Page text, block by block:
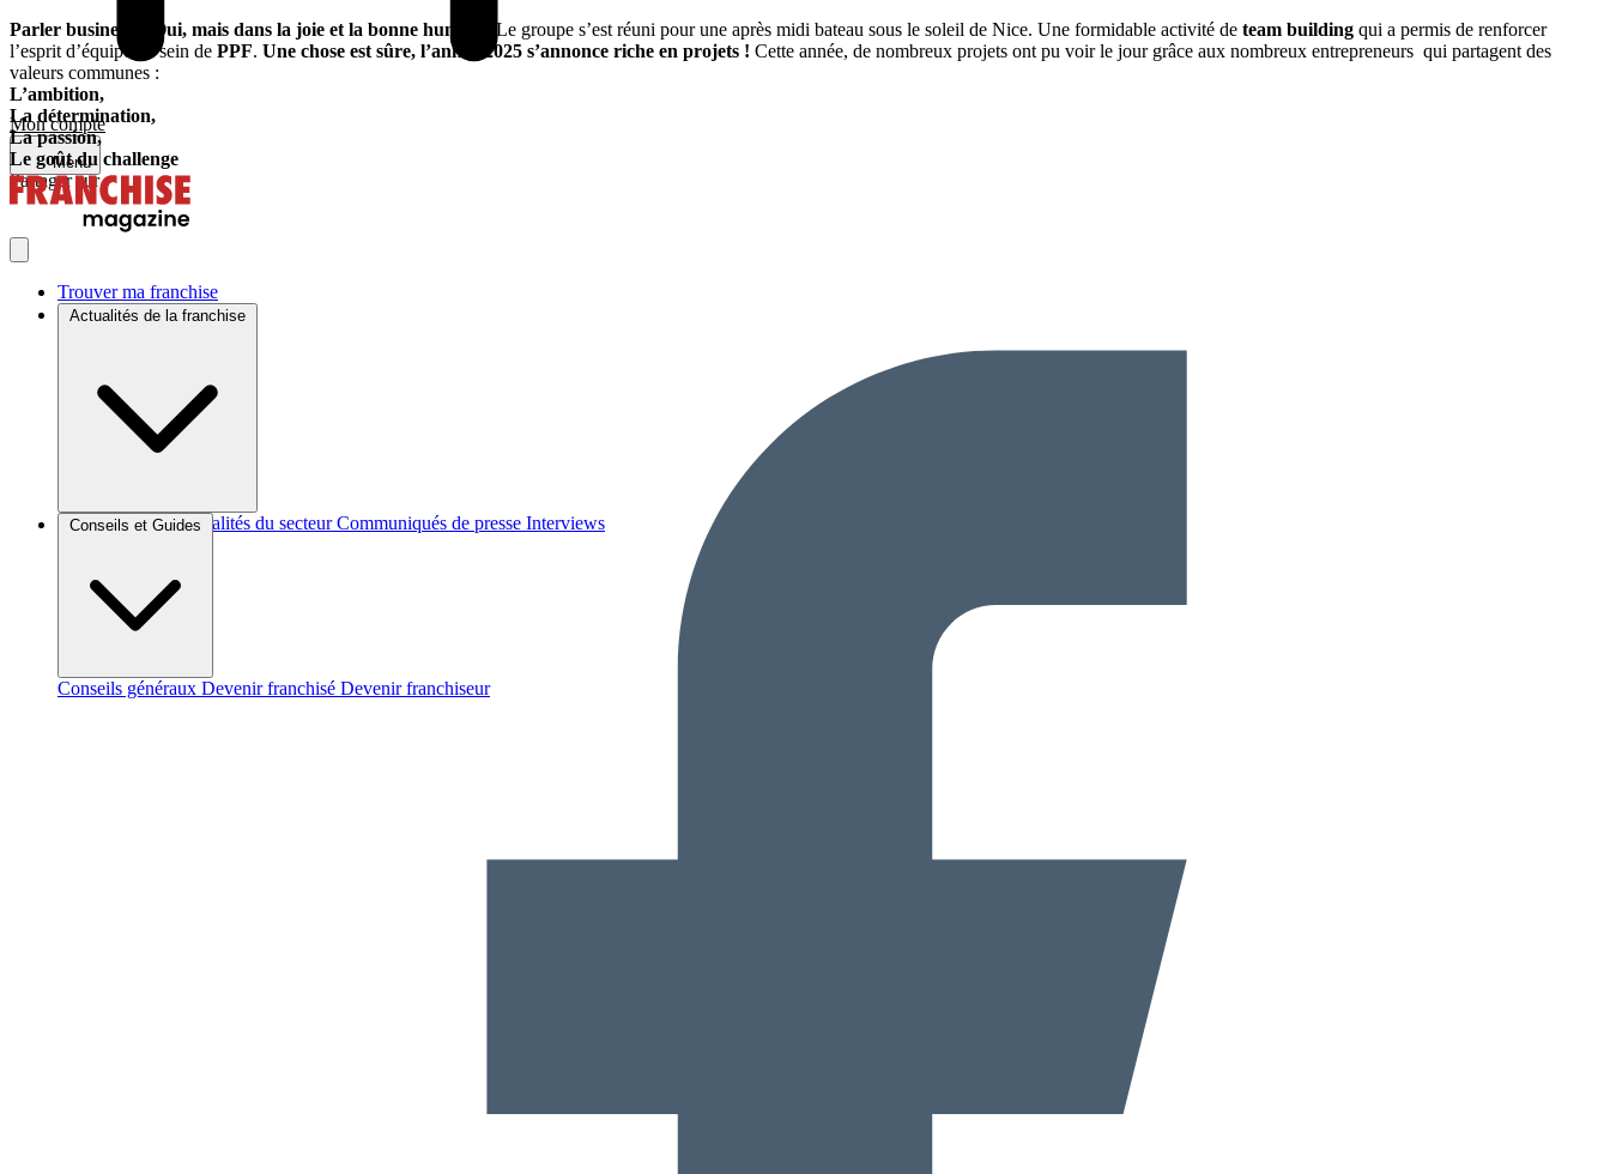
Mon compte
Menu
Trouver ma franchise
Actualités de la franchise
Brèves et actus Actualités du secteur Communiqués de presse Interviews
Conseils et Guides
Conseils généraux Devenir franchisé Devenir franchiseur
Parler business ? Oui, mais dans la joie et la bonne humeur.
Le groupe s’est réuni pour une après midi bateau sous le soleil de Nice. Une formidable activité de team building qui a permis de renforcer
l’esprit d’équipe au sein de PPF. Une chose est sûre, l’année 2025 s’annonce riche en projets ! Cette année, de nombreux projets ont pu voir le jour grâce aux nombreux entrepreneurs qui partagent des
valeurs communes :
L’ambition,
La détermination,
La passion,
Le goût du challenge
Partager sur :